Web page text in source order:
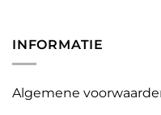
INFORMATIE
Algemene